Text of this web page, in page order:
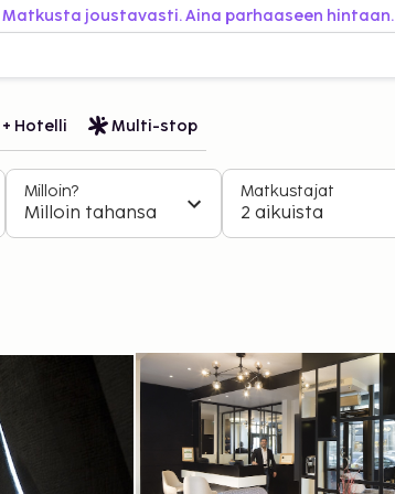
joustavasti. Aina parhaaseen hintaan.
Hotelli Multi-stop
Milloin?
Milloin tahansa
Matkustajat
2 aikuista